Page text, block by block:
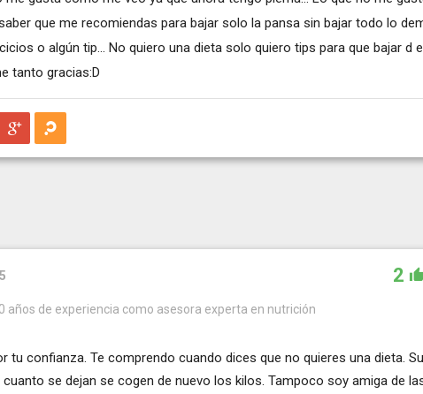
que me recomiendas para bajar solo la pansa sin bajar todo lo
o algún tip... No quiero una dieta solo quiero tips para que bajar d
tanto gracias:D
2
años de experiencia como asesora experta en nutrición
tu confianza. Te comprendo cuando dices que no quieres una dieta.
se dejan se cogen de nuevo los kilos. Tampoco soy amiga de